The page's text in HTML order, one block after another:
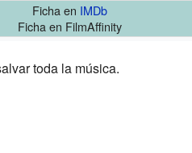
Ficha en IMDb
Ficha en FilmAffinity
toda la música.